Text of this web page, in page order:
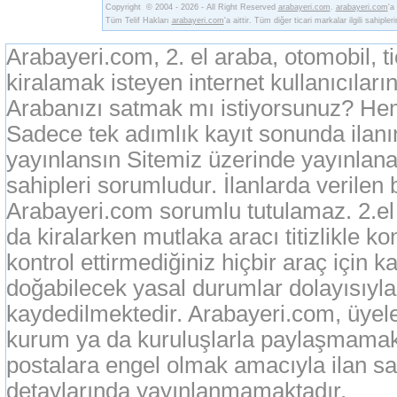
Copyright © 2004 - 2026 - All Right Reserved arabayeri.com . arabayeri.com'a
Tüm Telif Hakları arabayeri.com'a aittir. Tüm diğer ticari markalar ilgili
Arabayeri.com, 2. el araba, otomobil,
kiralamak isteyen internet
Arabanızı satmak mı istiyorsunuz?
Sadece tek adımlık kayıt sonunda
yayınlansın Sitemiz üzerinde
sahipleri sorumludur. İlanlarda verilen
Arabayeri.com sorumlu tutulamaz.
da kiralarken mutlaka aracı titizlikle
kontrol ettirmediğiniz hiçbir araç için
doğabilecek yasal durumlar
kaydedilmektedir. Arabayeri.com,
kurum ya da kuruluşlarla
postalara engel olmak amacıyla ilan
detaylarında yayınlanmamaktadır.